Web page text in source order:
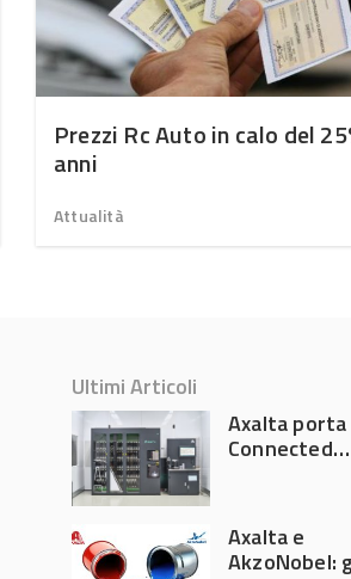
Prezzi Rc Auto in calo del
anni
Attualità
Ultimi Articoli
Axalta porta
Connected
Frankfurt
Axalta e
AkzoNobel: